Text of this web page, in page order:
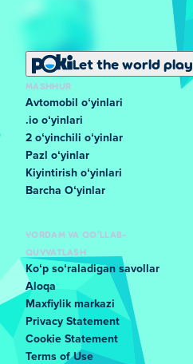
Let the world play
MASHHUR
Avtomobil oʻyinlari
.io oʻyinlari
2 oʻyinchili oʻyinlar
Pazl oʻyinlar
Kiyintirish oʻyinlari
Barcha Oʻyinlar
YORDAM VA QO'LLAB-
QUVVATLASH
Koʻp soʻraladigan savollar
Aloqa
Maxfiylik markazi
Privacy Statement
Cookie Statement
Terms of Use